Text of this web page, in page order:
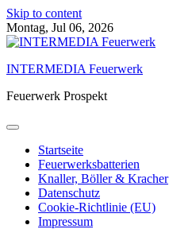
Skip to content
Montag, Jul 06, 2026
INTERMEDIA Feuerwerk
Feuerwerk Prospekt
Startseite
Feuerwerksbatterien
Knaller, Böller & Kracher
Datenschutz
Cookie-Richtlinie (EU)
Impressum